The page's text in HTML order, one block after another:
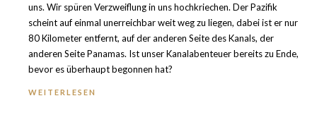
uns. Wir spüren Verzweiflung in uns hochkriechen. Der Pazifik
scheint auf einmal unerreichbar weit weg zu liegen, dabei ist er nur
80 Kilometer entfernt, auf der anderen Seite des Kanals, der
anderen Seite Panamas. Ist unser Kanalabenteuer bereits zu Ende,
bevor es überhaupt begonnen hat?
WEITERLESEN